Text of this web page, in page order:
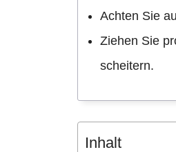
Achten Sie
Ziehen Sie
scheitern.
Inhalt